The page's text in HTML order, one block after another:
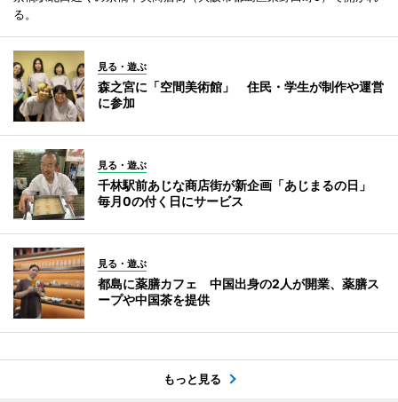
る。
見る・遊ぶ
森之宮に「空間美術館」 住民・学生が制作や運営
に参加
見る・遊ぶ
千林駅前あじな商店街が新企画「あじまるの日」
毎月0の付く日にサービス
見る・遊ぶ
都島に薬膳カフェ 中国出身の2人が開業、薬膳ス
ープや中国茶を提供
もっと見る